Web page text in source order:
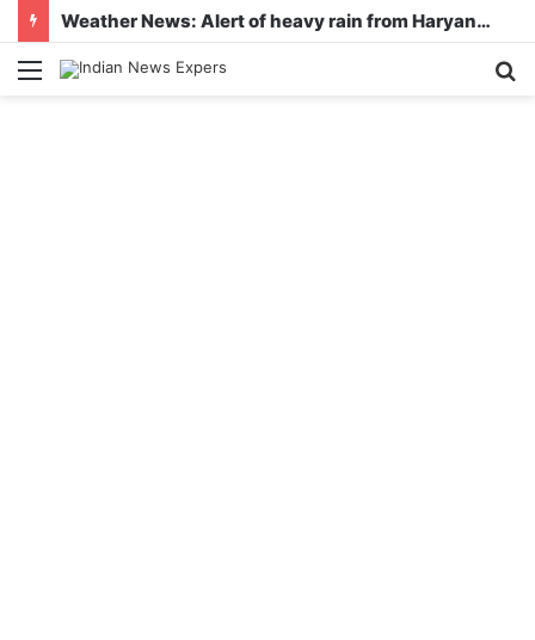
Weather News: Alert of heavy rain from Haryana-Gujarat to Odisha, monsoon is active in many states
Menu